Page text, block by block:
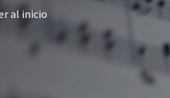
al inicio